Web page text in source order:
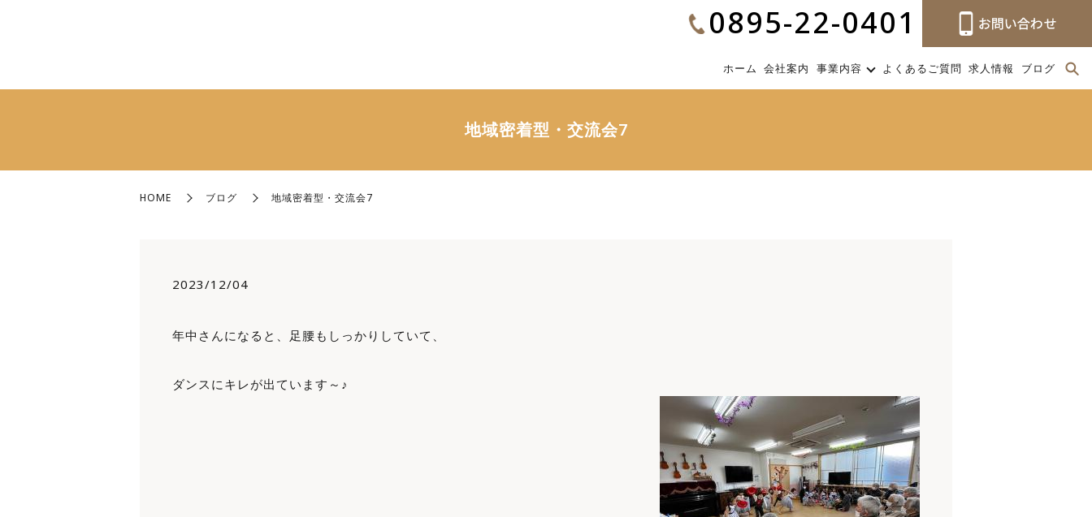
0895-22-0401
ホーム 会社案内 事業内容 よくあるご質問 求人情報 ブログ
地域密着型・交流会7
HOME ブログ 地域密着型・交流会7
2023/12/04
年中さんになると、足腰もしっかりしていて、
ダンスにキレが出ています～♪